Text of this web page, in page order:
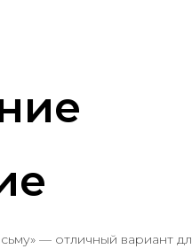
— отличный вариант